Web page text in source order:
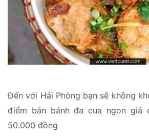
Đến với Hải Phòng bạn sẽ không
điểm bán bánh đa cua ngon giá
50.000 đồng